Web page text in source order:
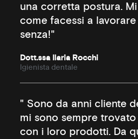
una corretta postura.
come facessi a
senza!"
Dott.ssa Ilaria Rocchi
Igienista dentale
" Sono da anni cliente
mi sono sempre
con i loro prodotti. Da